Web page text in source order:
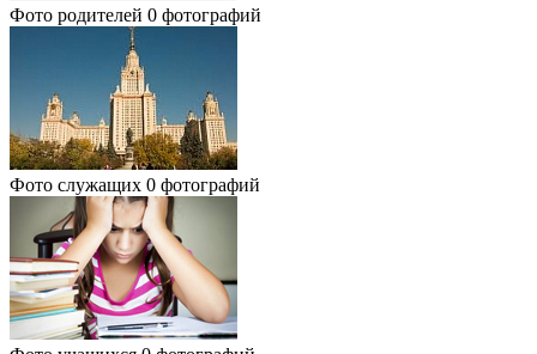
Фото родителей 0 фотографий
Фото служащих 0 фотографий